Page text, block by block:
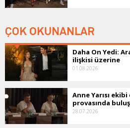
ÇOK OKUNANLAR
Daha On Yedi:
ilişkisi üzerine
01.08.2026
Anne Yarısı
provasında
28.07.2026